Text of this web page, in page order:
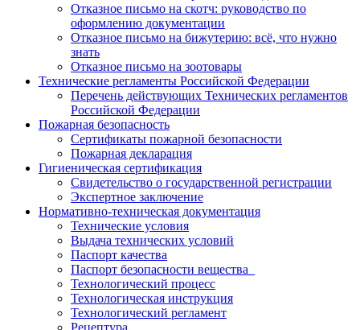
Отказное письмо на скотч: руководство по
оформлению документации
Отказное письмо на бижутерию: всё, что нужно
знать
Отказное письмо на зоотовары
Технические регламенты Российской Федерации
Перечень действующих Технических регламентов
Российской Федерации
Пожарная безопасность
Сертификаты пожарной безопасности
Пожарная декларация
Гигиеническая сертификация
Свидетельство о государственной регистрации
Экспертное заключение
Нормативно-техническая документация
Технические условия
Выдача технических условий
Паспорт качества
Паспорт безопасности вещества
Технологический процесс
Технологическая инструкция
Технологический регламент